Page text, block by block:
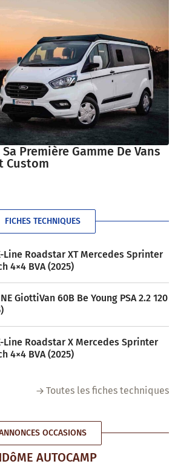
Première Gamme De Vans
Custom
FICHES TECHNIQUES
Line Roadstar XT Mercedes Sprinter
4×4 BVA (2025)
GiottiVan 60B Be Young PSA 2.2 120
Line Roadstar X Mercedes Sprinter
4×4 BVA (2025)
Toutes les fiches techniques
OCCASIONS
AUTOCAMP